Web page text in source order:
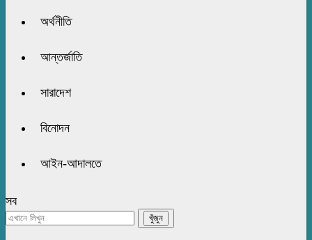
অর্থনীতি
আন্তর্জাতি
সারাদেশ
বিনোদন
আইন-আদালতে
সব